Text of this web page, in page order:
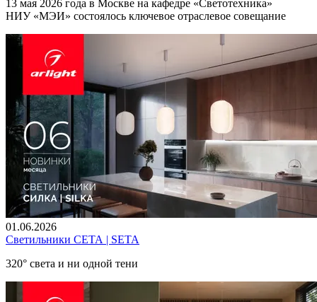
13 мая 2026 года в Москве на кафедре «Светотехника»
НИУ «МЭИ» состоялось ключевое отраслевое совещание
01.06.2026
Светильники СЕТА | SETA
320° света и ни одной тени